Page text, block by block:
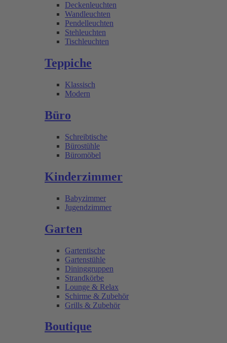
Deckenleuchten
Wandleuchten
Pendelleuchten
Stehleuchten
Tischleuchten
Teppiche
Klassisch
Modern
Büro
Schreibtische
Bürostühle
Büromöbel
Kinderzimmer
Babyzimmer
Jugendzimmer
Garten
Gartentische
Gartenstühle
Dininggruppen
Strandkörbe
Lounge & Relax
Schirme & Zubehör
Grills & Zubehör
Boutique